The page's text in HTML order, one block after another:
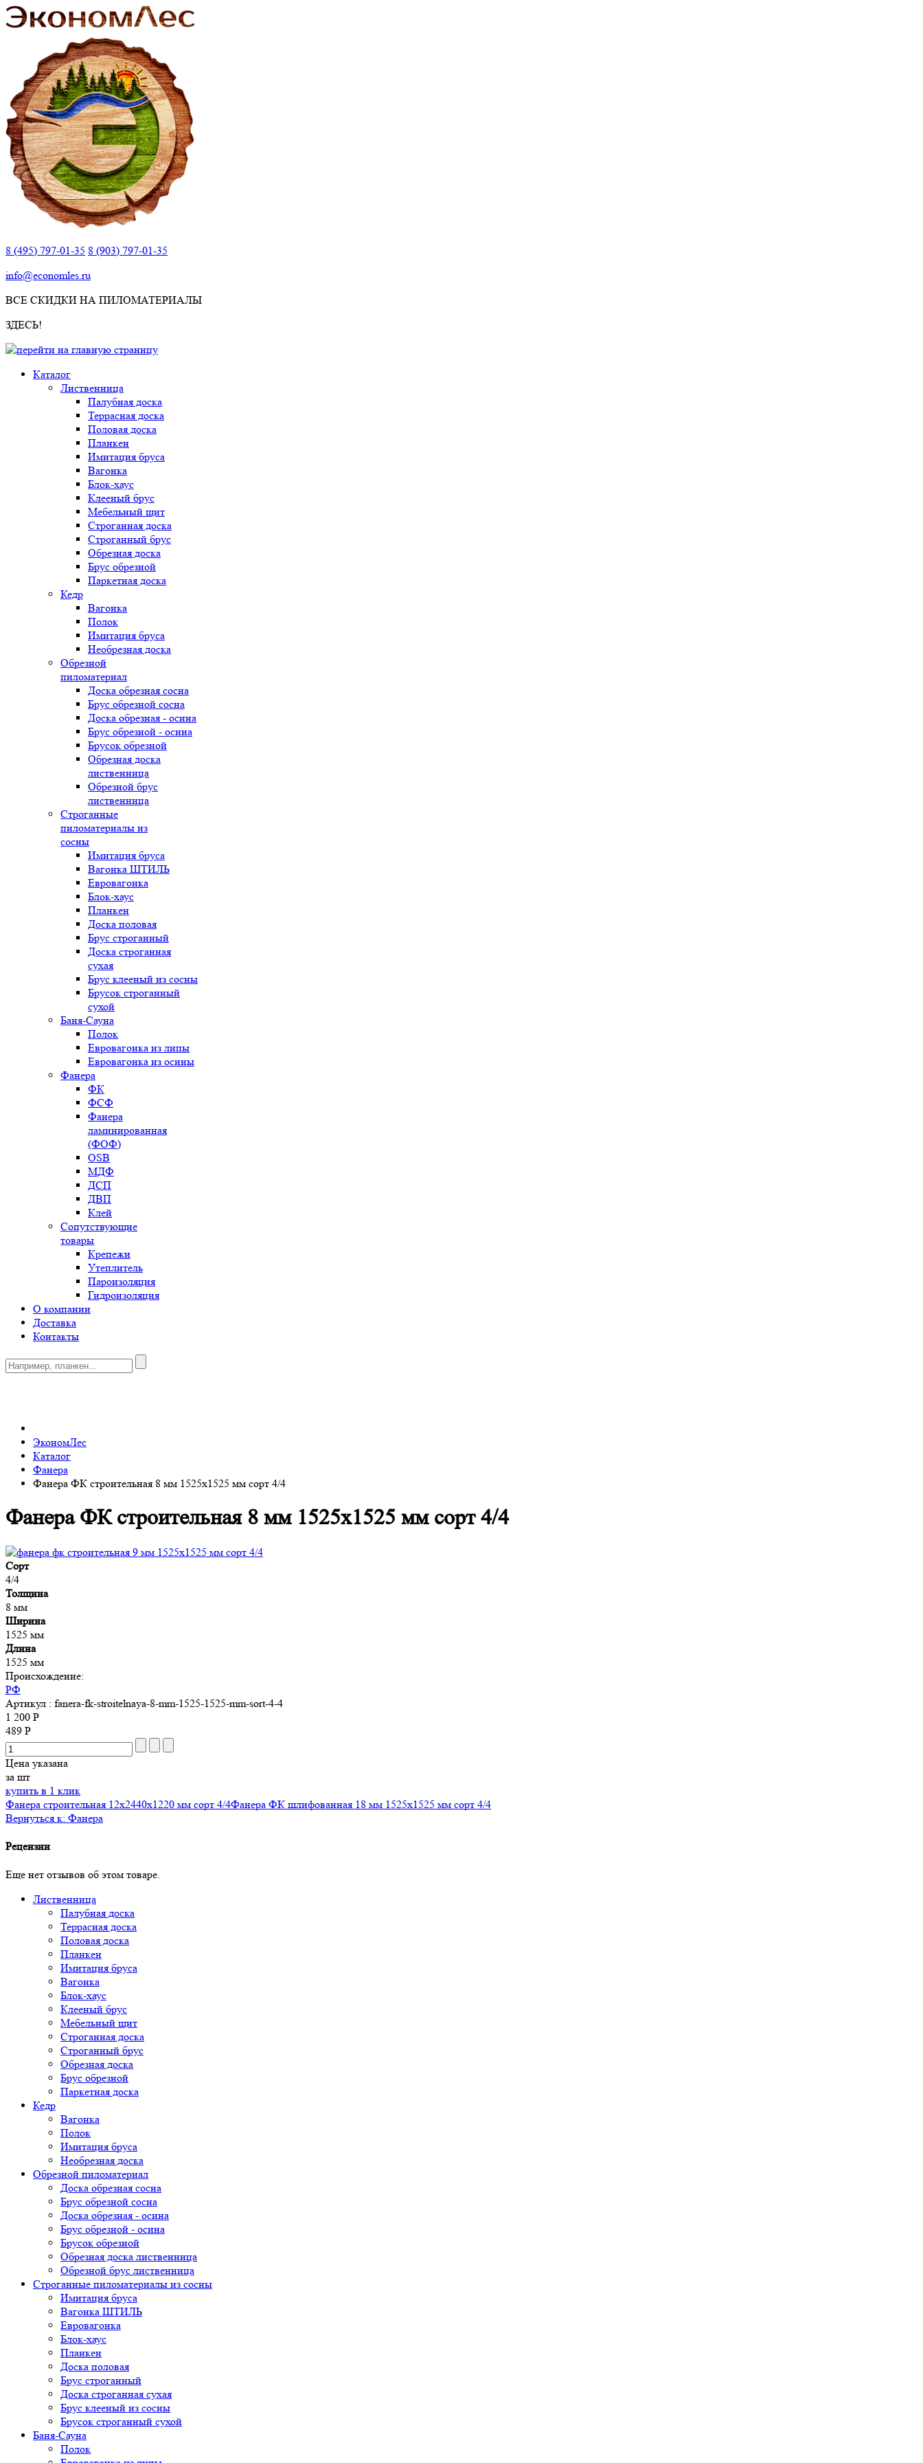
8 (495) 797-01-35 8 (903) 797-01-35
info@economles.ru
ВСЕ СКИДКИ НА ПИЛОМАТЕРИАЛЫ
ЗДЕСЬ!
Каталог
Лиственница
Палубная доска
Террасная доска
Половая доска
Планкен
Имитация бруса
Вагонка
Блок-хаус
Клееный брус
Мебельный щит
Строганная доска
Строганный брус
Обрезная доска
Брус обрезной
Паркетная доска
Кедр
Вагонка
Полок
Имитация бруса
Необрезная доска
Обрезной
пиломатериал
Доска обрезная сосна
Брус обрезной сосна
Доска обрезная - осина
Брус обрезной - осина
Брусок обрезной
Обрезная доска
лиственница
Обрезной брус
лиственница
Строганные
пиломатериалы из
сосны
Имитация бруса
Вагонка ШТИЛЬ
Евровагонка
Блок-хаус
Планкен
Доска половая
Брус строганный
Доска строганная
сухая
Брус клееный из сосны
Брусок строганный
сухой
Баня-Сауна
Полок
Евровагонка из липы
Евровагонка из осины
Фанера
ФК
ФСФ
Фанера
ламинированная
(ФОФ)
OSB
МДФ
ДСП
ДВП
Клей
Сопутствующие
товары
Крепежи
Утеплитель
Пароизоляция
Гидроизоляция
О компании
Доставка
Контакты
ЭкономЛес
Каталог
Фанера
Фанера ФК строительная 8 мм 1525х1525 мм сорт 4/4
Фанера ФК строительная 8 мм 1525х1525 мм сорт 4/4
Сорт
4/4
Толщина
8 мм
Ширина
1525 мм
Длина
1525 мм
Происхождение:
РФ
Артикул : fanera-fk-stroitelnaya-8-mm-1525-1525-mm-sort-4-4
1 200 Р
489 Р
Цена указана
за шт
купить в 1 клик
Фанера строительная 12x2440x1220 мм сорт 4/4Фанера ФК шлифованная 18 мм 1525х1525 мм сорт 4/4
Вернуться к: Фанера
Рецензии
Еще нет отзывов об этом товаре.
Лиственница
Палубная доска
Террасная доска
Половая доска
Планкен
Имитация бруса
Вагонка
Блок-хаус
Клееный брус
Мебельный щит
Строганная доска
Строганный брус
Обрезная доска
Брус обрезной
Паркетная доска
Кедр
Вагонка
Полок
Имитация бруса
Необрезная доска
Обрезной пиломатериал
Доска обрезная сосна
Брус обрезной сосна
Доска обрезная - осина
Брус обрезной - осина
Брусок обрезной
Обрезная доска лиственница
Обрезной брус лиственница
Строганные пиломатериалы из сосны
Имитация бруса
Вагонка ШТИЛЬ
Евровагонка
Блок-хаус
Планкен
Доска половая
Брус строганный
Доска строганная сухая
Брус клееный из сосны
Брусок строганный сухой
Баня-Сауна
Полок